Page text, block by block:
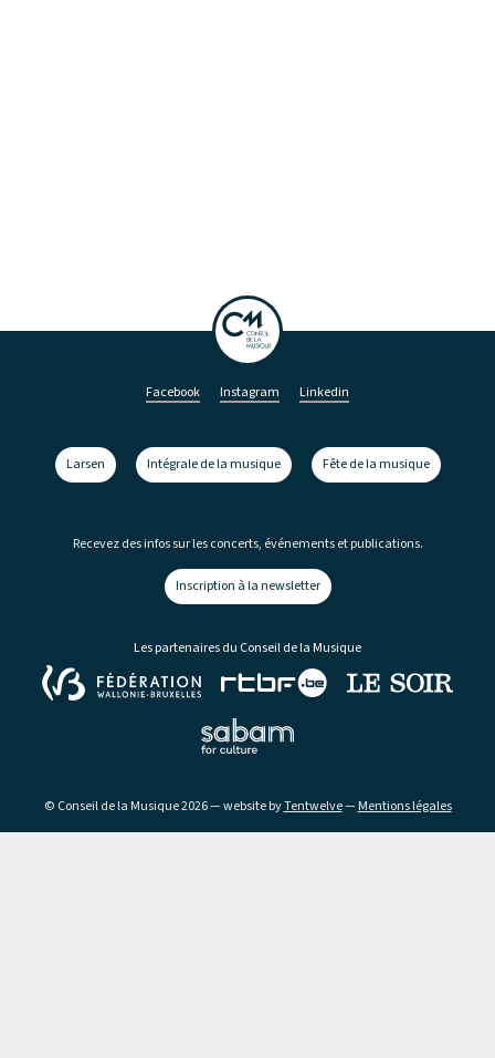
Facebook Instagram Linkedin
Larsen Intégrale de la musique Fête de la musique
Recevez des infos sur les concerts, événements et publications.
Inscription à la newsletter
Les partenaires du Conseil de la Musique
© Conseil de la Musique 2026 — website byTentwelve—Mentions légales